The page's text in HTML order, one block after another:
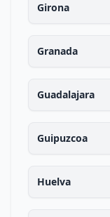
Girona
Granada
Guadalajara
Guipuzcoa
Huelva